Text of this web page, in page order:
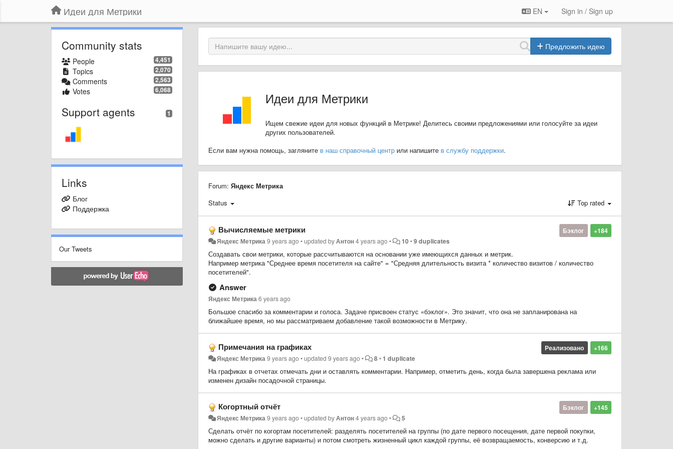
Идеи для Метрики EN Sign in / Sign up
Community stats
4,451
People
2,070
Topics
2,563
Comments
6,068
Votes
1
Support agents
Links
Блог
Поддержка
Our Tweets
Предложить идею
Идеи для Метрики
Ищем свежие идеи для новых функций в Метрике! Делитесь своими предложениями или голосуйте за идеи
других пользователей.
Если вам нужна помощь, загляните в наш справочный центрили напишите в службу поддержки.
Forum: Яндекс Метрика
Status
Top rated
+184
Бэклог
Вычисляемые метрики
Яндекс Метрика9 years ago•updated byАнтон4 years ago• 10•9 duplicates
Создавать свои метрики, которые рассчитываются на основании уже имеющихся данных и метрик.
Например метрика "Среднее время посетителя на сайте" = "Средняя длительность визита * количество визитов / количество
посетителей".
Answer
Яндекс Метрика6 years ago
Большое спасибо за комментарии и голоса. Задаче присвоен статус «бэклог». Это значит, что она не запланирована на
ближайшее время, но мы рассматриваем добавление такой возможности в Метрику.
+166
Реализовано
Примечания на графиках
Яндекс Метрика9 years ago•updated 9 years ago• 8• 1 duplicate
На графиках в отчетах отмечать дни и оставлять комментарии. Например, отметить день, когда была завершена реклама или
изменен дизайн посадочной страницы.
+145
Бэклог
Когортный отчёт
Яндекс Метрика9 years ago•updated byАнтон4 years ago• 5
Сделать отчёт по когортам посетителей: разделять посетителей на группы (по дате первого посещения, дате первой покупки,
можно сделать и другие варианты) и потом смотреть жизненный цикл каждой группы, её возвращаемость, конверсию и т.д.